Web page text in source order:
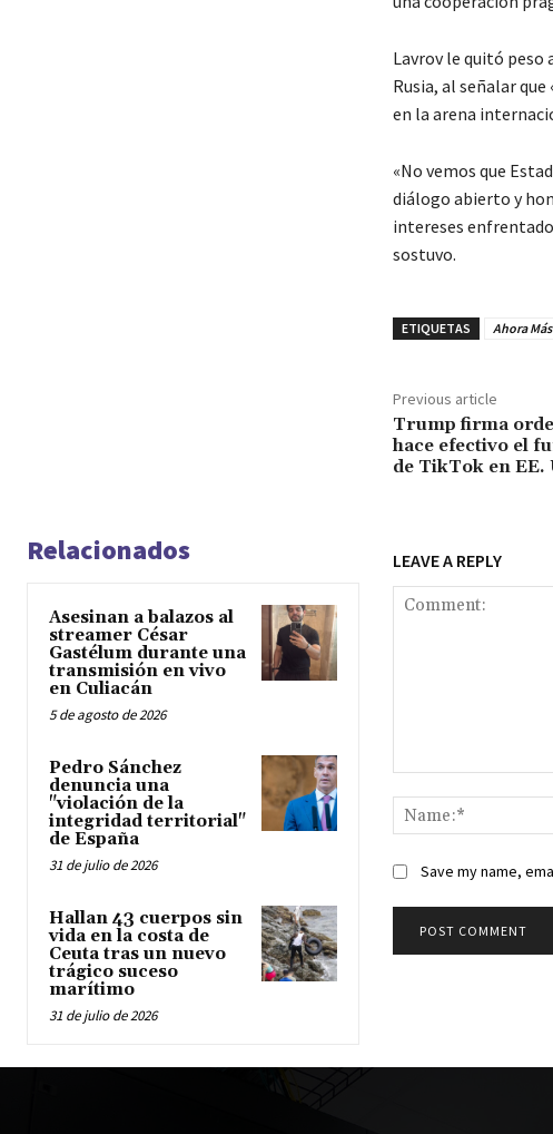
Lavrov le quitó peso
Rusia, al señalar
en la arena
«No vemos que
diálogo abierto y
intereses
sostuvo.
ETIQUETAS Ahora Más
Previous article
Trump firma
hace efectivo el
de TikTok en EE.
Relacionados
Asesinan a balazos al
streamer César
Gastélum durante una
transmisión en vivo
en Culiacán
5 de agosto de 2026
Pedro Sánchez
denuncia una
"violación de la
integridad territorial"
de España
31 de julio de 2026
Hallan 43 cuerpos sin
vida en la costa de
Ceuta tras un nuevo
trágico suceso
marítimo
31 de julio de 2026
LEAVE A REPLY
Save my name,